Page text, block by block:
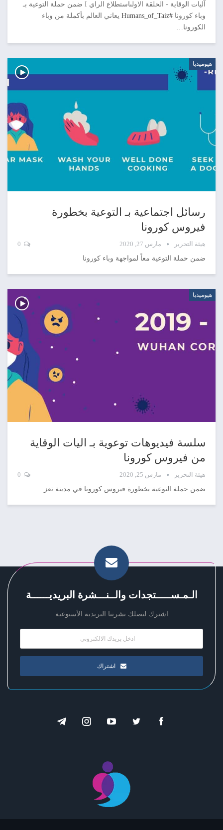
آليات الوقاية - الحلقة الاولىاستطلاع الراي I ضمن حملة التوعية بـ
وباء كورونا #Humans_of_Taiz
يعاني العالم بأكملة من وباء
الكورونا…
هيوميديا
رسائل اجتماعية بـ التوعية بخطورة
فيروس كورونا
هيئة التحرير مارس 27, 2020
ضمن حملة التوعية معاً لمواجهة وباء كورونا
هيوميديا
سلسة فيديوهات توعوية بـ اليات الوقاية
من فيروس كورونا
هيئة التحرير مارس 25, 2020
ضمن حملة التوعية بخطورة فيروس كورونا في مدينة تعز
الـمـســـــتجدات والــنـــشرة البريديــــــة
اشترك لتصلك نشرتنا البريدية الأسبوعية
اشتراك